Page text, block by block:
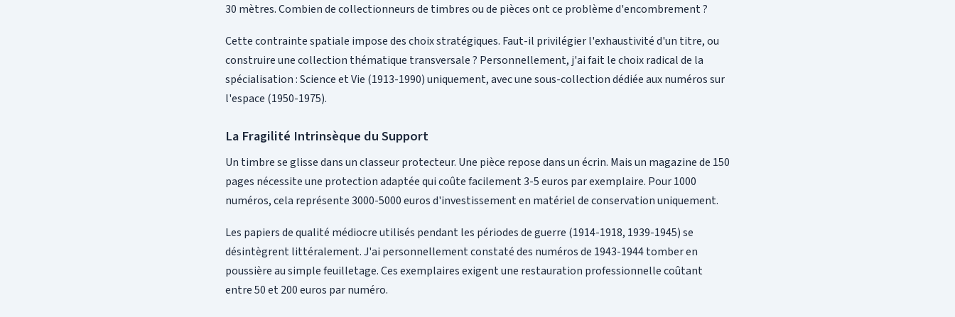
30 mètres. Combien de collectionneurs de timbres ou de pièces ont ce problème d'encombrement ?
Cette contrainte spatiale impose des choix stratégiques. Faut-il privilégier l'exhaustivité d'un titre, ou
construire une collection thématique transversale ? Personnellement, j'ai fait le choix radical de la
spécialisation : Science et Vie (1913-1990) uniquement, avec une sous-collection dédiée aux numéros sur
l'espace (1950-1975).
La Fragilité Intrinsèque du Support
Un timbre se glisse dans un classeur protecteur. Une pièce repose dans un écrin. Mais un magazine de 150
pages nécessite une protection adaptée qui coûte facilement 3-5 euros par exemplaire. Pour 1000
numéros, cela représente 3000-5000 euros d'investissement en matériel de conservation uniquement.
Les papiers de qualité médiocre utilisés pendant les périodes de guerre (1914-1918, 1939-1945) se
désintègrent littéralement. J'ai personnellement constaté des numéros de 1943-1944 tomber en
poussière au simple feuilletage. Ces exemplaires exigent une restauration professionnelle coûtant
entre 50 et 200 euros par numéro.